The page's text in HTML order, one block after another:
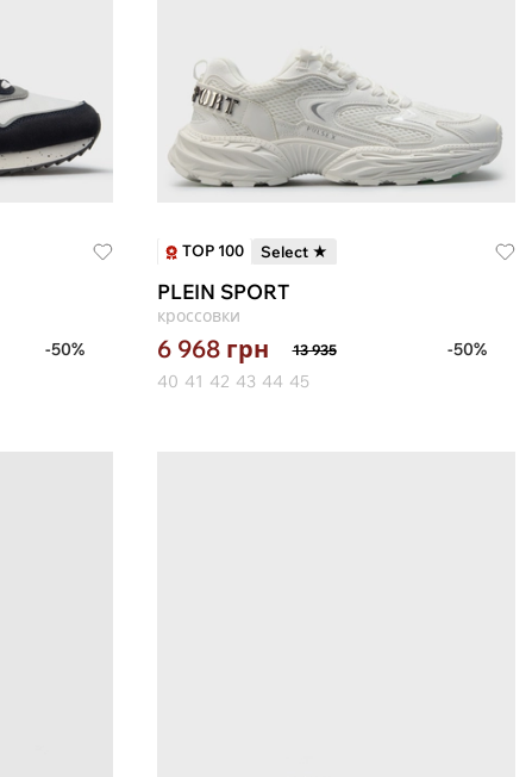
-50%
TOP 100 Select ★
PLEIN SPORT
кроссовки
6 968 грн 13 935
-50%
40 41 42 43 44 45